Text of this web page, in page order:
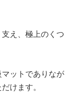
え、極上のくつ
ットでありなが
けます。